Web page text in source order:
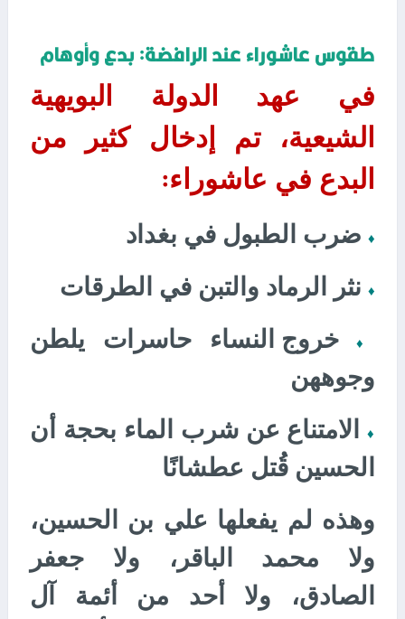
طقوس عاشوراء عند الرافضة: بدع وأوهام
في عهد الدولة البويهية
الشيعية، تم إدخال كثير من
البدع في عاشوراء:
♦ ضرب الطبول في بغداد
♦ نثر الرماد والتبن في الطرقات
♦
خروج النساء حاسرات يلطن
وجوههن
♦
الامتناع عن شرب الماء بحجة أن
الحسين قُتل عطشانًا
وهذه لم يفعلها علي بن الحسين،
ولا محمد الباقر، ولا جعفر
الصادق، ولا أحد من أئمة آل